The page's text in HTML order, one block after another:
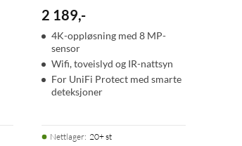
2 189,-
4K-oppløsning med 8 MP-
sensor
Wifi, toveislyd og IR-nattsyn
For UniFi Protect med smarte
deteksjoner
Nettlager: 20+ st